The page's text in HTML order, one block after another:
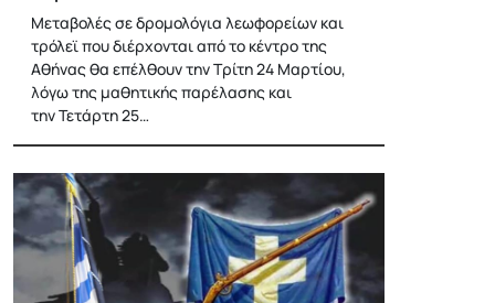
Μεταβολές σε δρομολόγια λεωφορείων και
τρόλεϊ που διέρχονται από το κέντρο της
Αθήνας θα επέλθουν την Τρίτη 24 Μαρτίου,
λόγω της μαθητικής παρέλασης και
την Τετάρτη 25…